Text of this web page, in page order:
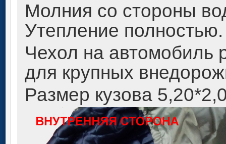
Молния со стороны
Утепление полностью.
Чехол на
для крупных
Размер кузова